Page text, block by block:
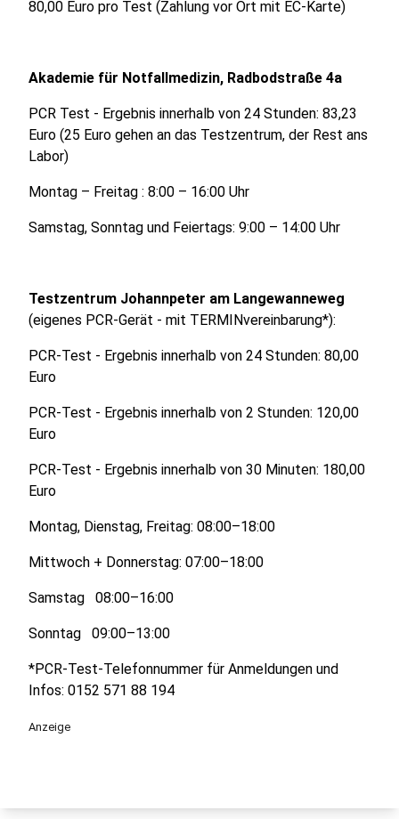
80,00 Euro pro Test (Zahlung vor Ort mit EC-Karte)
Akademie für Notfallmedizin, Radbodstraße 4a
PCR Test - Ergebnis innerhalb von 24 Stunden: 83,23
Euro (25 Euro gehen an das Testzentrum, der Rest ans
Labor)
Montag – Freitag : 8:00 – 16:00 Uhr
Samstag, Sonntag und Feiertags: 9:00 – 14:00 Uhr
Testzentrum Johannpeter am Langewanneweg
(eigenes PCR-Gerät - mit TERMINvereinbarung*):
PCR-Test - Ergebnis innerhalb von 24 Stunden: 80,00
Euro
PCR-Test - Ergebnis innerhalb von 2 Stunden: 120,00
Euro
PCR-Test - Ergebnis innerhalb von 30 Minuten: 180,00
Euro
Montag, Dienstag, Freitag: 08:00–18:00
Mittwoch + Donnerstag: 07:00–18:00
Samstag 08:00–16:00
Sonntag 09:00–13:00
*PCR-Test-Telefonnummer für Anmeldungen und
Infos: 0152 571 88 194
Anzeige